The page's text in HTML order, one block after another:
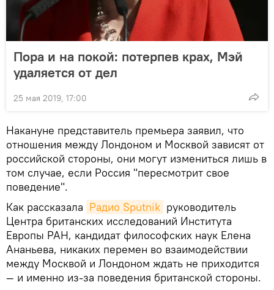
Пора и на покой: потерпев крах, Мэй
удаляется от дел
25 мая 2019, 17:00
Накануне представитель премьера заявил, что
отношения между Лондоном и Москвой зависят от
российской стороны, они могут измениться лишь в
том случае, если Россия "пересмотрит свое
поведение".
Как рассказала Радио Sputnik руководитель
Центра британских исследований Института
Европы РАН, кандидат философских наук Елена
Ананьева, никаких перемен во взаимодействии
между Москвой и Лондоном ждать не приходится
— и именно из-за поведения британской стороны.